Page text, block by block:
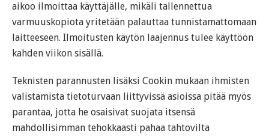
aikoo ilmoittaa käyttäjälle, mikäli tallennettua
varmuuskopiota yritetään palauttaa tunnistamattomaan
laitteeseen. Ilmoitusten käytön laajennus tulee käyttöön
kahden viikon sisällä.
Teknisten parannusten lisäksi Cookin mukaan ihmisten
valistamista tietoturvaan liittyvissä asioissa pitää myös
parantaa, jotta he osaisivat suojata itsensä
mahdollisimman tehokkaasti pahaa tahtovilta